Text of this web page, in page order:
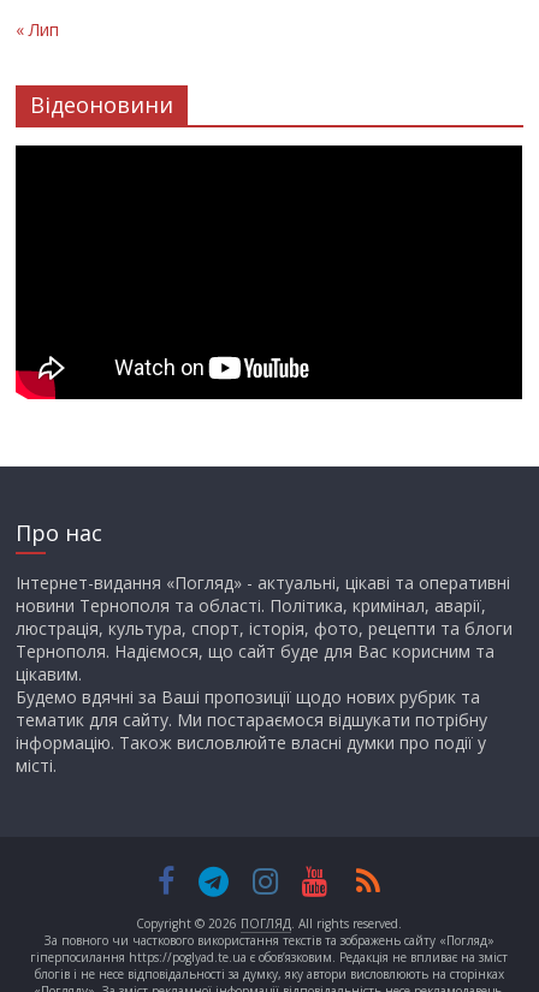
« Лип
Відеоновини
Про нас
Інтернет-видання «Погляд» - актуальні, цікаві та оперативні
новини Тернополя та області. Політика, кримінал, аварії,
люстрація, культура, спорт, історія, фото, рецепти та блоги
Тернополя. Надіємося, що сайт буде для Вас корисним та
цікавим.
Будемо вдячні за Ваші пропозиції щодо нових рубрик та
тематик для сайту. Ми постараємося відшукати потрібну
інформацію. Також висловлюйте власні думки про події у
місті.
Copyright © 2026 ПОГЛЯД . All rights reserved.
За повного чи часткового використання текстів та зображень сайту «Погляд»
гіперпосилання https://poglyad.te.ua є обов’язковим. Редакція не впливає на зміст
блогів і не несе відповідальності за думку, яку автори висловлюють на сторінках